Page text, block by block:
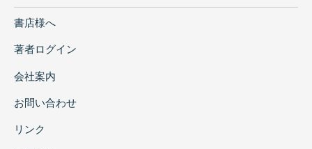
書店様へ
著者ログイン
会社案内
お問い合わせ
リンク